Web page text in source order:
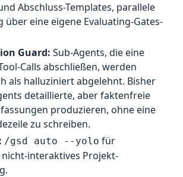
Abschluss-Templates, parallele
über eine eigene Evaluating-Gates-
Guard: Sub-Agents, die eine
Calls abschließen, werden
als halluziniert abgelehnt. Bisher
detaillierte, aber faktenfreie
produzieren, ohne eine
zu schreiben.
/gsd auto --yolo für
interaktives Projekt-